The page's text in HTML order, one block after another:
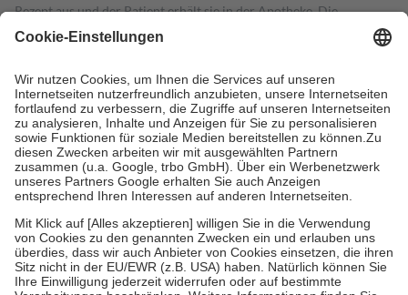
Rezept aus und der Patient erhält sie in der Apotheke. Die
gesetzliche Krankenversicherung übernimmt in der Regel die
Kosten dafür, der Versicherte trägt einen Teil davon als Zuzahlung
Grundsätzlich leisten Mitglieder Zuzahlungen in Höhe von zehn
Prozent des Abgabepreises,mindestens jedochfünf Euround
höchstens zehn Euro.Es sind jedoch nie mehr als die tatsächlichen
Kosten der Leistung zu entrichten.
Diese Regeln gelten grundsätzlich auch für Online-Apotheken.
Bei Heilmitteln und häuslicher Krankenpflege beträgt die
Zuzahlung zehn Prozent der Kosten sowie zehn Euro je
Verordnung.
Um das Engagement der Versicherten für ihre eigene Gesundheit zu
stärken und die besondere Stellung der Familie zu unterstützen,
fallenkeine Zuzahlungenan bei: